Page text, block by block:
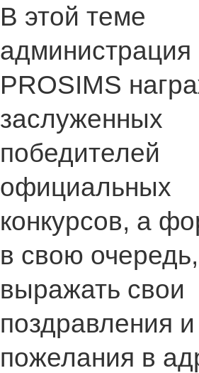
В этой теме
администрация
PROSIMS
заслуженных
победителей
официальных
конкурсов, а
в свою
выражать свои
поздравления и
пожелания в